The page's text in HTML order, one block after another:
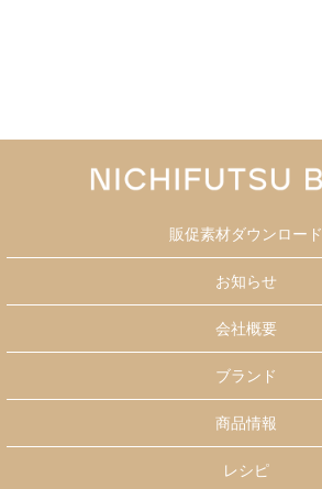
販促素材ダウンロード
お知らせ
会社概要
ブランド
商品情報
レシピ